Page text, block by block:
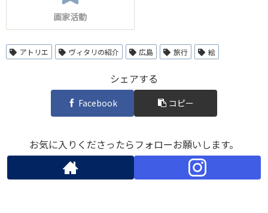
画家活動
アトリエ ヴィタリの紹介 広島 旅行 絵
シェアする
Facebook コピー
お気に入りくださったらフォローお願いします。